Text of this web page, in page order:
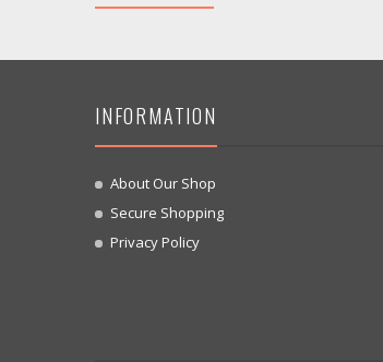
INFORMATION
About Our Shop
Secure Shopping
Privacy Policy